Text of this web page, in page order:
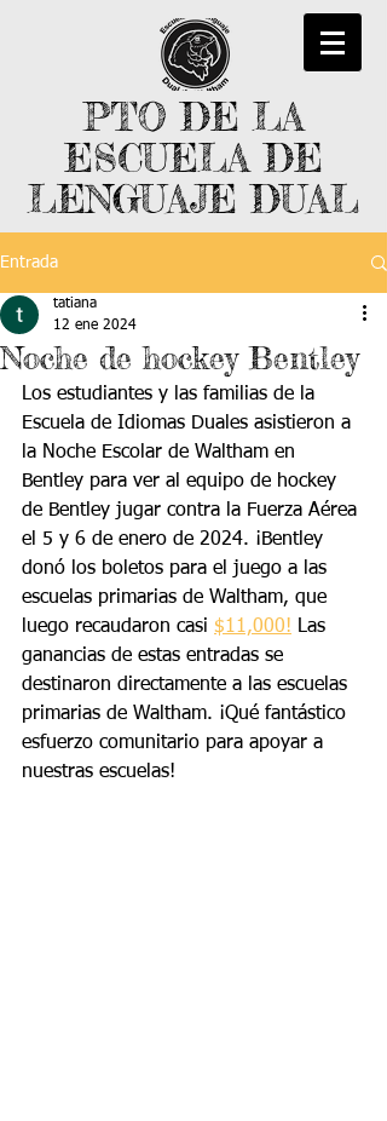
PTO DE LA
ESCUELA DE
LENGUAJE DUAL
Entrada
Noche de hockey Bentley
tatiana
12 ene 2024
Los estudiantes y las familias de la
Escuela de Idiomas Duales asistieron a
la Noche Escolar de Waltham en
Bentley para ver al equipo de hockey
de Bentley jugar contra la Fuerza Aérea
el 5 y 6 de enero de 2024. ¡Bentley
donó los boletos para el juego a las
escuelas primarias de Waltham, que
luego recaudaron casi $11,000! Las
ganancias de estas entradas se
destinaron directamente a las escuelas
primarias de Waltham. ¡Qué fantástico
esfuerzo comunitario para apoyar a
nuestras escuelas!